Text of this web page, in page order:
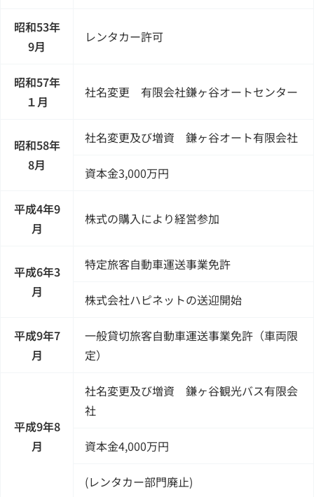
昭和53年
9月
レンタカー許可
昭和57年
１月
社名変更 有限会社鎌ヶ谷オートセンター
昭和58年
8月
社名変更及び増資 鎌ヶ谷オート有限会社
資本金3,000万円
平成4年9
月
株式の購入により経営参加
平成6年3
月
特定旅客自動車運送事業免許
株式会社ハピネットの送迎開始
平成9年7
月
一般貸切旅客自動車運送事業免許（車両限
定）
平成9年8
月
社名変更及び増資 鎌ヶ谷観光バス有限会
社
資本金4,000万円
(レンタカー部門廃止)